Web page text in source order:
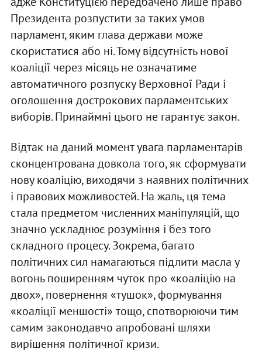
Президента розпустити за таких умов
парламент, яким глава держави може
скористатися або ні. Тому відсутність нової
коаліції через місяць не означатиме
автоматичного розпуску Верховної Ради і
оголошення дострокових парламентських
виборів. Принаймні цього не гарантує закон.
Відтак на даний момент увага парламентарів
сконцентрована довкола того, як сформувати
нову коаліцію, виходячи з наявних політичних
і правових можливостей. На жаль, ця тема
стала предметом численних маніпуляцій, що
значно ускладнює розуміння і без того
складного процесу. Зокрема, багато
політичних сил намагаються підлити масла у
вогонь поширенням чуток про «коаліцію на
двох», повернення «тушок», формування
«коаліції меншості» тощо, спотворюючи тим
самим законодавчо апробовані шляхи
вирішення політичної кризи.